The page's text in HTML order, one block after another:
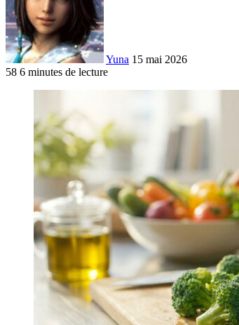
Yuna 15 mai 2026
58 6 minutes de lecture